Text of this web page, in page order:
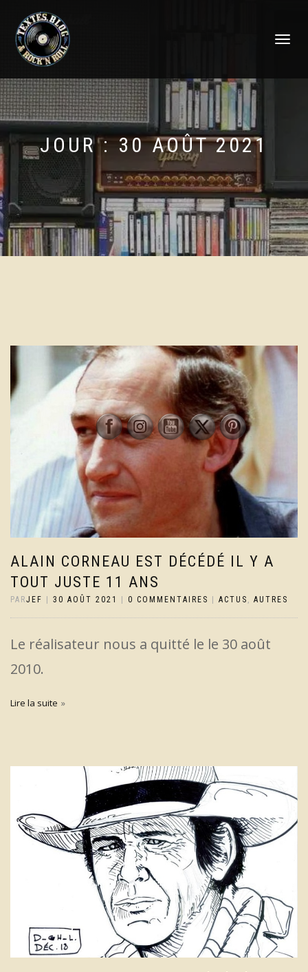
DÉPLIER
JOUR :30 AOÛT 2021
ALAIN CORNEAU EST DÉCÉDÉ IL Y A
TOUT JUSTE 11 ANS
PARJEF | 30 AOÛT 2021 | 0 COMMENTAIRES | ACTUS AUTRES
Le réalisateur nous a quitté le le 30 août
2010.
Lire la suite